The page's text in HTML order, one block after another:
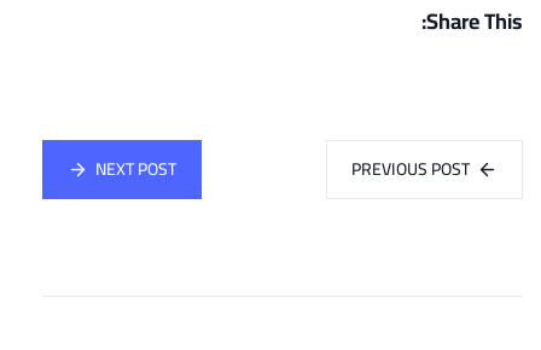
Share This:
PREVIOUS POST
NEXT POST